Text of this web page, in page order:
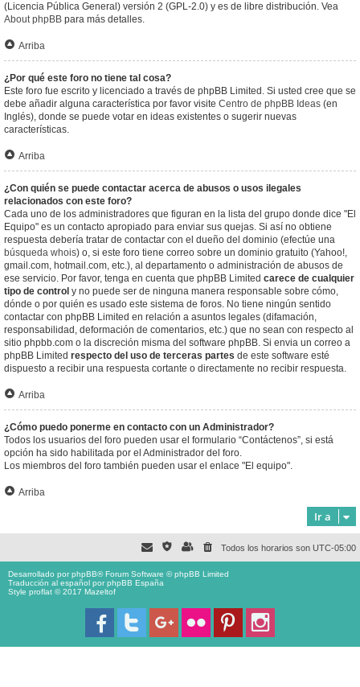
(Licencia Pública General) versión 2 (GPL-2.0) y es de libre distribución. Vea
About phpBB para más detalles.
Arriba
¿Por qué este foro no tiene tal cosa?
Este foro fue escrito y licenciado a través de phpBB Limited. Si usted cree que se
debe añadir alguna característica por favor visite Centro de phpBB Ideas (en
Inglés), donde se puede votar en ideas existentes o sugerir nuevas
características.
Arriba
¿Con quién se puede contactar acerca de abusos o usos ilegales
relacionados con este foro?
Cada uno de los administradores que figuran en la lista del grupo donde dice "El
Equipo" es un contacto apropiado para enviar sus quejas. Si así no obtiene
respuesta debería tratar de contactar con el dueño del dominio (efectúe una
búsqueda whois) o, si este foro tiene correo sobre un dominio gratuito (Yahoo!,
gmail.com, hotmail.com, etc.), al departamento o administración de abusos de
ese servicio. Por favor, tenga en cuenta que phpBB Limited carece de cualquier
tipo de control y no puede ser de ninguna manera responsable sobre cómo,
dónde o por quién es usado este sistema de foros. No tiene ningún sentido
contactar con phpBB Limited en relación a asuntos legales (difamación,
responsabilidad, deformación de comentarios, etc.) que no sean con respecto al
sitio phpbb.com o la discreción misma del software phpBB. Si envia un correo a
phpBB Limited respecto del uso de terceras partes de este software esté
dispuesto a recibir una respuesta cortante o directamente no recibir respuesta.
Arriba
¿Cómo puedo ponerme en contacto con un Administrador?
Todos los usuarios del foro pueden usar el formulario “Contáctenos”, si está
opción ha sido habilitada por el Administrador del foro.
Los miembros del foro también pueden usar el enlace "El equipo".
Arriba
Ir a
Todos los horarios son UTC-05:00
Desarrollado porphpBB® Forum Software © phpBB Limited
Traducción al español porphpBB España
Style proflat © 2017 Mazeltof